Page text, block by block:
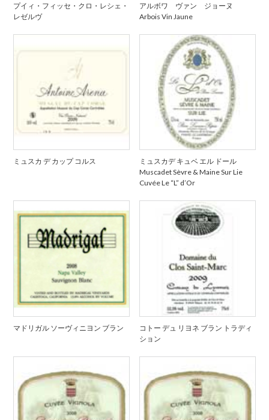
プイィ・フィッセ・クロ・レシェ・
レゼルヴ
アルボワ ヴァン ジョーヌ
Arbois Vin Jaune
ミュスカ デ カップ コルス
ミュスカデ キュベ エル ドール
Muscadet Sèvre & Maine Sur Lie
Cuvée Le “L” d’Or
マドリガル ソーヴィニヨン ブラン
コトー デュ リヨネ ブラン トラディ
ション